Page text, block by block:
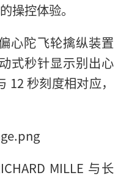
操控体验。
心陀飞轮擒纵装置
式秒针显示别出心
12 秒刻度相对应，
MILLE 与长